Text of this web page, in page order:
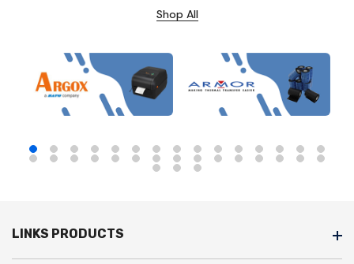
Shop All
LINKS PRODUCTS